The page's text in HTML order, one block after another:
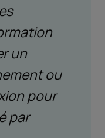
un
ou
pour
par